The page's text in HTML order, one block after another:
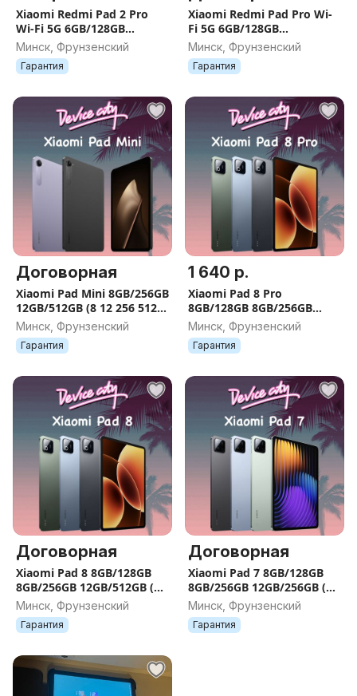
Xiaomi Redmi Pad 2 Pro
Wi-Fi 5G 6GB/128GB
8GB/256GB (6 8 128 256 GB)
Минск, Фрунзенский
Гарантия
Xiaomi Redmi Pad Pro Wi-
Fi 5G 6GB/128GB
8GB/128GB 8GB/256GB (6 8
128 256 GB)
Минск, Фрунзенский
Гарантия
Договорная
Xiaomi Pad Mini 8GB/256GB
12GB/512GB (8 12 256 512
GB)
Минск, Фрунзенский
Гарантия
1 640 р.
Xiaomi Pad 8 Pro
8GB/128GB 8GB/256GB
12GB/512GB (8 12 128 256
512 GB)
Минск, Фрунзенский
Гарантия
Договорная
Xiaomi Pad 8 8GB/128GB
8GB/256GB 12GB/512GB (8
12 128 256 512 GB)
Минск, Фрунзенский
Гарантия
Договорная
Xiaomi Pad 7 8GB/128GB
8GB/256GB 12GB/256GB (8
12 128 256 GB)
Минск, Фрунзенский
Гарантия